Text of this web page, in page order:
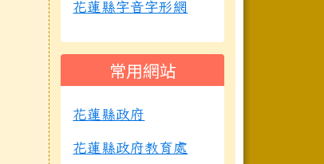
花蓮縣字音字形網
常用網站
花蓮縣政府
花蓮縣政府教育處